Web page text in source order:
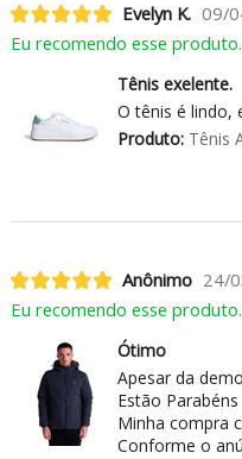
Evelyn K. 09/
Eu recomendo esse produto.
Tênis exelente.
O tênis é lindo,
Produto:Tênis
Anônimo 24/
Eu recomendo esse produto.
Ótimo
Apesar da
Estão Parabéns
Minha compra
Conforme o